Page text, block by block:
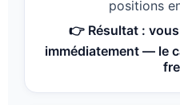
positions
👉 Résultat :
immédiatement — le